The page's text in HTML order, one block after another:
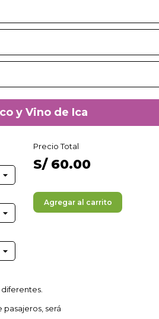
y Vino de Ica
Precio Total
S/60.00
Agregar al carrito
será